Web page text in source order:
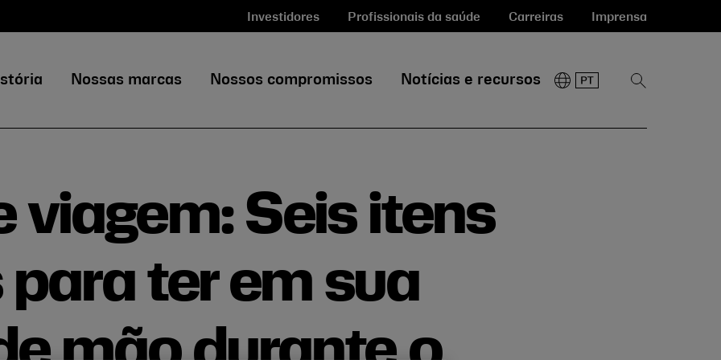
Investidores Profissionais da saúde Carreiras Imprensa
Nossas marcas Nossos compromissos Notícias e recursos
Mostrar
viagem: Seis itens
ter em sua